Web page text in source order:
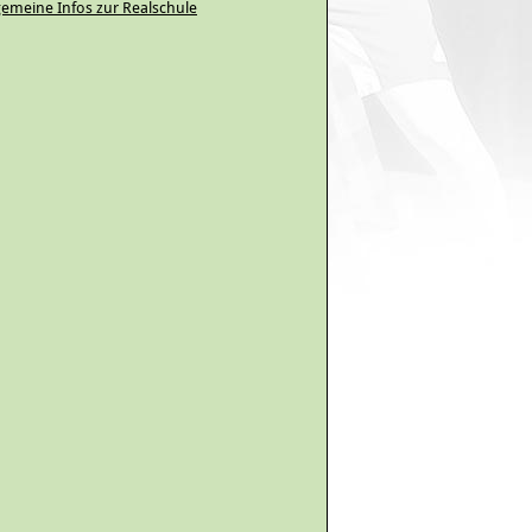
Infos zur Realschule